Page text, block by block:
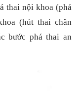
thai nội khoa (phá
(hút thai chân
bước phá thai an